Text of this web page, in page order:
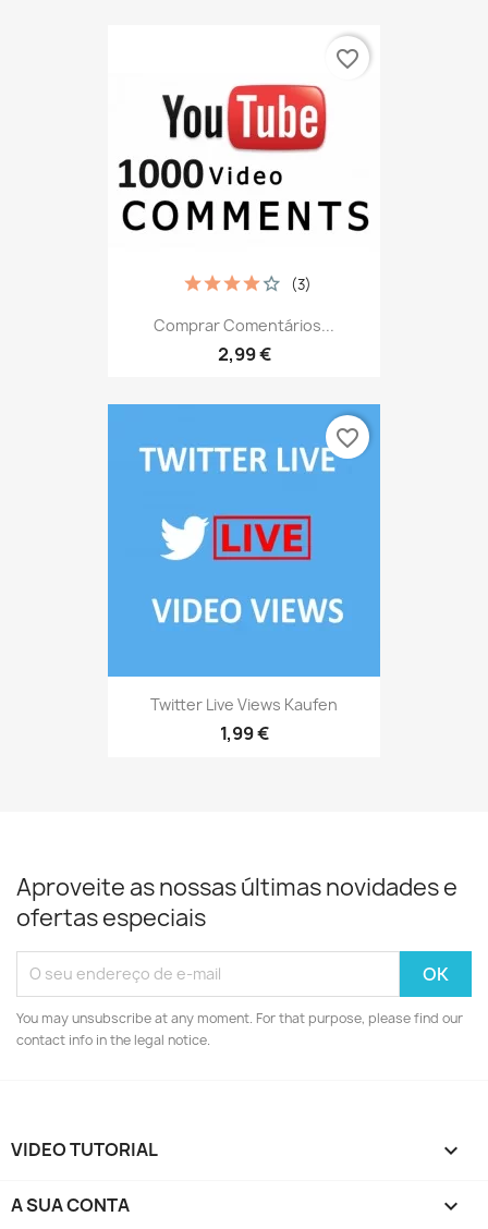
Comprar Comentários...
2,99 €
(3)
favorite_border
Twitter Live Views Kaufen
1,99 €
favorite_border
Aproveite as nossas últimas novidades e
ofertas especiais
You may unsubscribe at any moment. For that purpose, please find our
contact info in the legal notice.
VIDEO TUTORIAL 
A SUA CONTA 